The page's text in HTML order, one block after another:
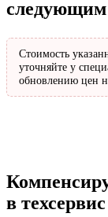
Стоимость
уточняйте у
обновлению цен
в техсервис